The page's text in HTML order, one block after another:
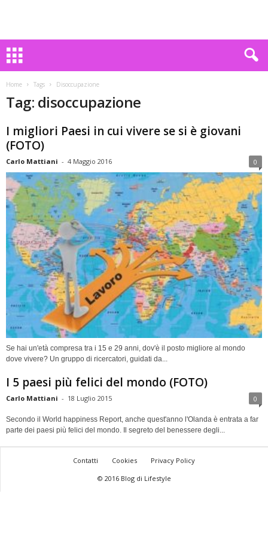
Home Tags Disoccupazione
Tag: disoccupazione
I migliori Paesi in cui vivere se si è giovani
(FOTO)
Carlo Mattiani - 4 Maggio 2016 0
Se hai un'età compresa tra i 15 e 29 anni, dov'è il posto migliore al mondo
dove vivere? Un gruppo di ricercatori, guidati da...
I 5 paesi più felici del mondo (FOTO)
Carlo Mattiani - 18 Luglio 2015 0
Secondo il World happiness Report, anche quest'anno l'Olanda è entrata a far
parte dei paesi più felici del mondo. Il segreto del benessere degli...
Contatti Cookies
Privacy Policy
© 2016 Blog di Lifestyle